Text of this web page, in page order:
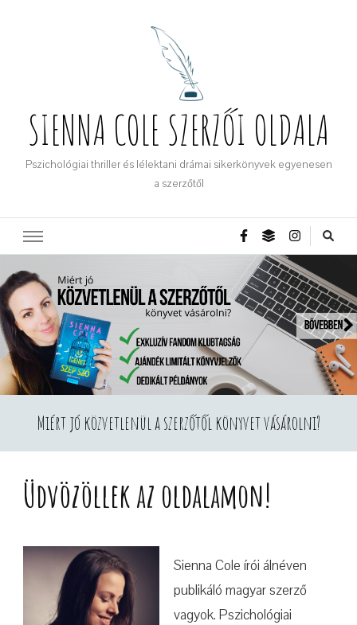
SIENNA COLE SZERZŐI OLDALA
Pszichológiai thriller és lélektani drámai sikerkönyvek egyenesen
a szerzőtől
Miért jó közvetlenül a szerzőtől könyvet vásárolni?
Üdvözöllek az oldalamon!
Sienna Cole írói álnéven
publikáló magyar szerző
vagyok. Pszichológiai